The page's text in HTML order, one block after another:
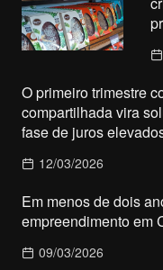
O primeiro trimestre
compartilhada vira
fase de juros
12/03/2026
Em menos de dois
empreendimento em
09/03/2026